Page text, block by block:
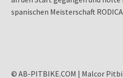
spanischen Meisterschaft
© AB-PITBIKE.COM | Malcor